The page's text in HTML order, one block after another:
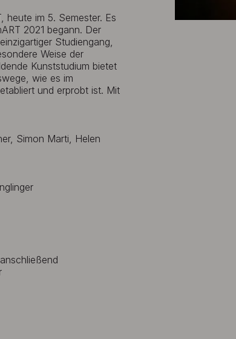
heute im 5. Semester. Es
2021 begann. Der
Studiengang,
Weise der
Kunststudium bietet
wie es im
und erprobt ist. Mit
Simon Marti, Helen